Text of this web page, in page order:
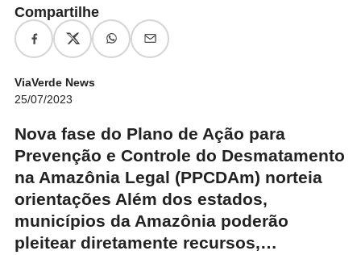
Compartilhe
ViaVerde News
25/07/2023
Nova fase do Plano de Ação para
Prevenção e Controle do Desmatamento
na Amazônia Legal (PPCDAm) norteia
orientações Além dos estados,
municípios da Amazônia poderão
pleitear diretamente recursos,…